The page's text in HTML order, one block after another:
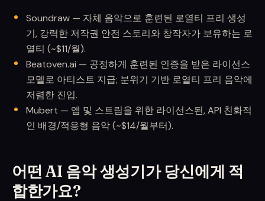
Soundraw — 자체 음악으로 훈련된 로열티 프리 생성
기, 강력한 저작권 안전 스토리와 창작자가 보유하는 로
열티 (~$11/월).
Beatoven.ai — 공정하게 훈련된 인증을 받은 라이선스
모델로 아티스트 지급; 분위기 기반 로열티 프리 음악에
저렴한 진입.
Mubert — 앱 및 스트림을 위한 라이선스된, API 친화적
인 배경/적응형 음악 (~$14/월부터).
어떤 AI 음악 생성기가 당신에게 적
합한가요?